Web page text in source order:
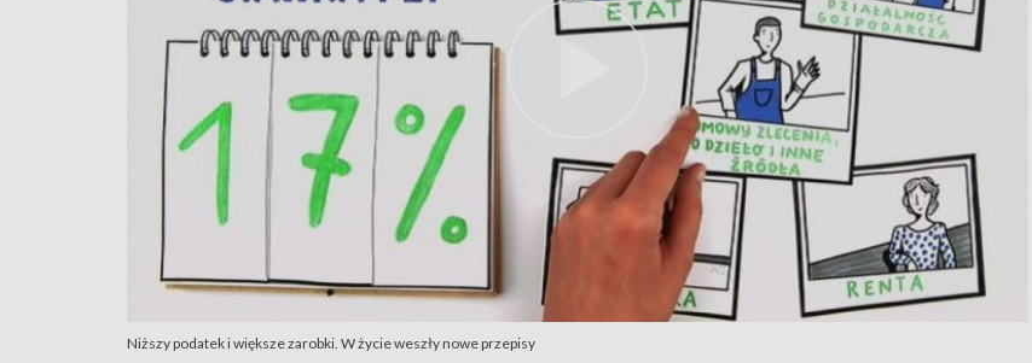
Niższy podatek i większe zarobki. W życie weszły nowe przepisy